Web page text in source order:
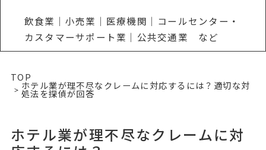
飲食業｜小売業｜医療機関｜コールセンター・
カスタマーサポート業｜公共交通業 など
TOP
ホテル業が理不尽なクレームに対応するには？適切な対
処法を探偵が回答
ホテル業が理不尽なクレームに対